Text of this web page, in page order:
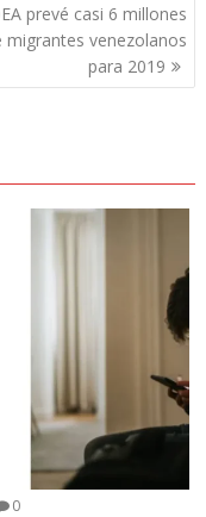
prevé casi 6 millones
migrantes venezolanos
para 2019
0